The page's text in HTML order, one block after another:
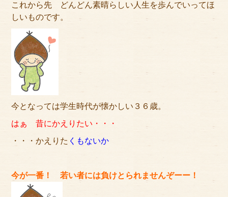
これから先 どんどん素晴らしい人生を歩んでいってほ
しいものです。
今となっては学生時代が懐かしい３６歳。
はぁ 昔にかえりたい・・・
・・・かえりた くもないか
今が一番！ 若い者には負けとられませんぞーー！